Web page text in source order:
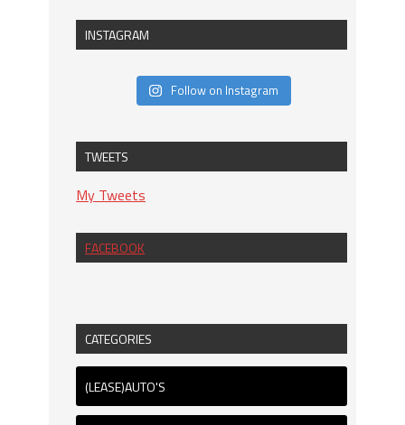
INSTAGRAM
Follow on Instagram
TWEETS
My Tweets
FACEBOOK
CATEGORIES
(LEASE)AUTO'S